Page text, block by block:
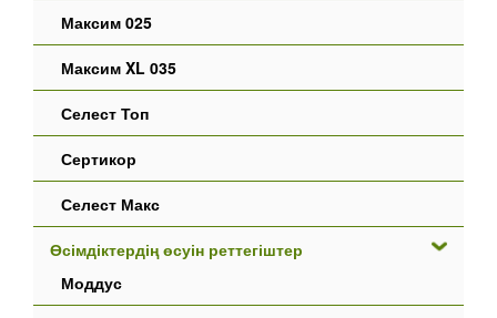
Максим 025
Максим XL 035
Селест Топ
Сертикор
Селест Макс
Өсімдіктердің өсуін реттегіштер
Моддус